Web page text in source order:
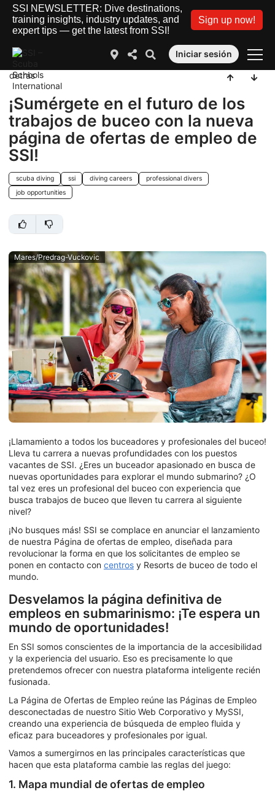
SSI NEWSLETTER: Dive destinations,
training insights, industry updates, and
expert tips — get the latest from SSI!
Sign up now!
Iniciar sesión
detrás
¡Sumérgete en el futuro de los
trabajos de buceo con la nueva
página de ofertas de empleo de
SSI!
scuba diving ssi diving careers
professional divers
job opportunities
Mares/Predrag-Vuckovic
¡Llamamiento a todos los buceadores y profesionales del buceo!
Lleva tu carrera a nuevas profundidades con los puestos
vacantes de SSI. ¿Eres un buceador apasionado en busca de
nuevas oportunidades para explorar el mundo submarino? ¿O
tal vez eres un profesional del buceo con experiencia que
busca trabajos de buceo que lleven tu carrera al siguiente
nivel?
¡No busques más! SSI se complace en anunciar el lanzamiento
de nuestra Página de ofertas de empleo, diseñada para
revolucionar la forma en que los solicitantes de empleo se
ponen en contacto con centros y Resorts de buceo de todo el
mundo.
Desvelamos la página definitiva de
empleos en submarinismo: ¡Te espera un
mundo de oportunidades!
En SSI somos conscientes de la importancia de la accesibilidad
y la experiencia del usuario. Eso es precisamente lo que
pretendemos ofrecer con nuestra plataforma inteligente recién
fusionada.
La Página de Ofertas de Empleo reúne las Páginas de Empleo
desconectadas de nuestro Sitio Web Corporativo y MySSI,
creando una experiencia de búsqueda de empleo fluida y
eficaz para buceadores y profesionales por igual.
Vamos a sumergirnos en las principales características que
hacen que esta plataforma cambie las reglas del juego:
1. Mapa mundial de ofertas de empleo